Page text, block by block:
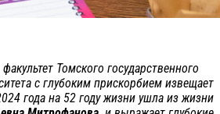
Томского государственного
с глубоким прискорбием извещает
года на 52 году жизни ушла из жизни